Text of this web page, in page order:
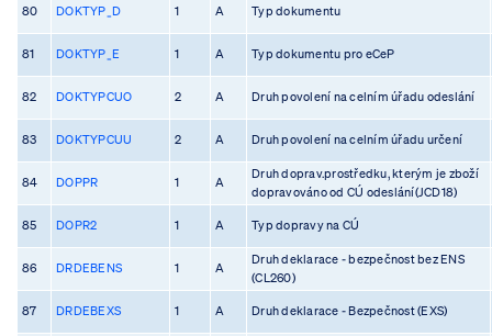
80 DOKTYP_D 1 A Typ dokumentu
81 DOKTYP_E 1 A Typ dokumentu pro eCeP
82 DOKTYPCUO 2 A Druh povolení na celním úřadu odeslání
83 DOKTYPCUU 2 A Druh povolení na celním úřadu určení
84 DOPPR 1 A
Druh doprav.prostředku, kterým je zboží
dopravováno od CÚ odeslání(JCD18)
85 DOPR2 1 A Typ dopravy na CÚ
86 DRDEBENS 1 A
Druh deklarace - bezpečnost bez ENS
(CL260)
87 DRDEBEXS 1 A Druh deklarace - Bezpečnost (EXS)